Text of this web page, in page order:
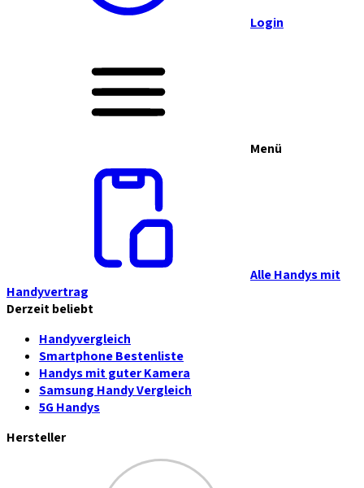
Login
Menü
Alle Handys mit
Handyvertrag
Derzeit beliebt
Handyvergleich
Smartphone Bestenliste
Handys mit guter Kamera
Samsung Handy Vergleich
5G Handys
Hersteller